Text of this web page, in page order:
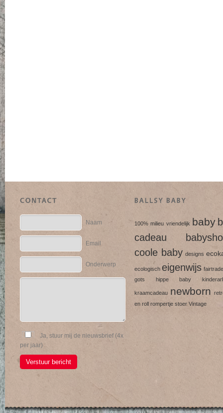
Naam
Email
Onderwerp
Ja, stuur mij de nieuwsbrief (4x
per jaar)
Verstuur bericht
100% milieu vriendelijk baby
cadeau
coole baby designs
ecologisch eigenwijs fairtrade
gots
hippe baby
kraamcadeau newborn
en roll rompertje stoer Vintage